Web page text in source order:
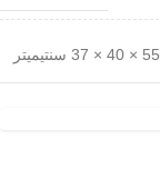
55 × 40 × 37 سنتيميتر